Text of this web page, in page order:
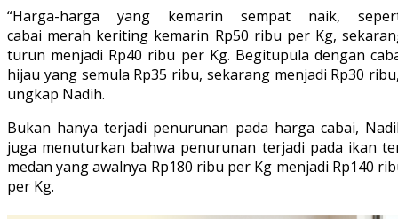
“Harga-harga yang kemarin sempat naik,
cabai merah keriting kemarin Rp50 ribu per Kg,
turun menjadi Rp40 ribu per Kg. Begitupula dengan
hijau yang semula Rp35 ribu, sekarang menjadi Rp30
ungkap Nadih.
Bukan hanya terjadi penurunan pada harga cabai,
juga menuturkan bahwa penurunan terjadi pada ikan
medan yang awalnya Rp180 ribu per Kg menjadi Rp140
per Kg.